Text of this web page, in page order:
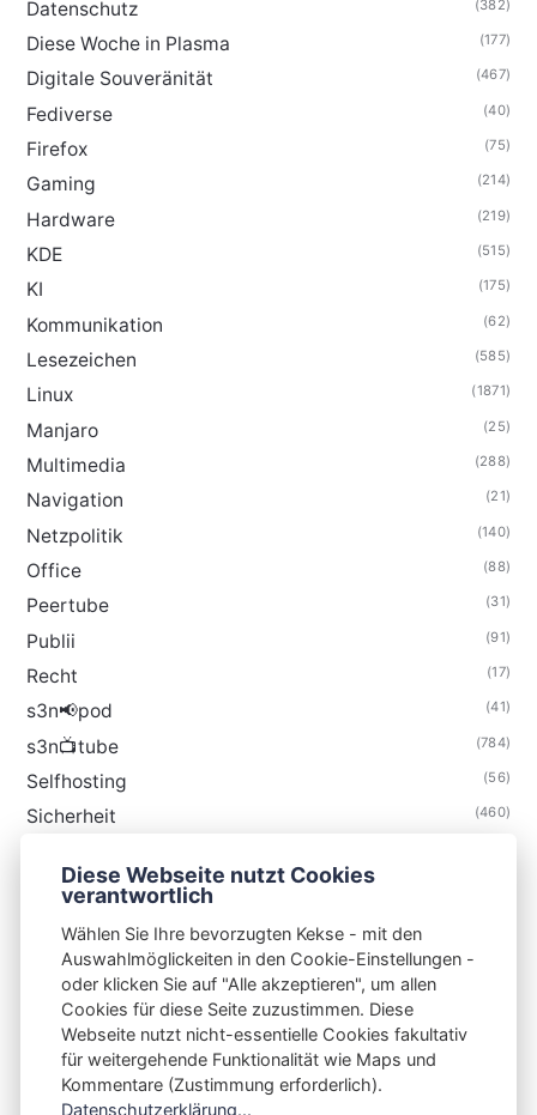
Datenschutz (382)
Diese Woche in Plasma (177)
Digitale Souveränität (467)
Fediverse (40)
Firefox (75)
Gaming (214)
Hardware (219)
KDE (515)
KI (175)
Kommunikation (62)
Lesezeichen (585)
Linux (1871)
Manjaro (25)
Multimedia (288)
Navigation (21)
Netzpolitik (140)
Office (88)
Peertube (31)
Publii (91)
Recht (17)
s3n📢pod (41)
s3n📺tube (784)
Selfhosting (56)
Sicherheit (460)
Thunderbird
S3N🧩NET
Integrating Open-Source Blog Network (iOSBN)
Impressum
Kontakt
Diese Webseite nutzt Cookies
verantwortlich
Wählen Sie Ihre bevorzugten Kekse - mit den
Auswahlmöglickeiten in den Cookie-Einstellungen -
oder klicken Sie auf "Alle akzeptieren", um allen
Cookies für diese Seite zuzustimmen. Diese
Webseite nutzt nicht-essentielle Cookies fakultativ
für weitergehende Funktionalität wie Maps und
Kommentare (Zustimmung erforderlich).
Datenschutzerklärung...